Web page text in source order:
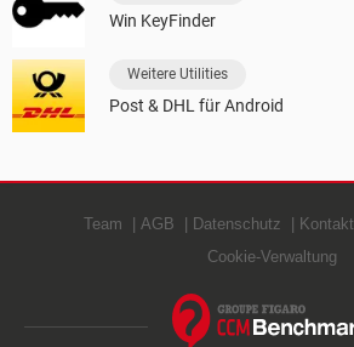
Win KeyFinder
Weitere Utilities
Post & DHL für Android
Team AGB Datenschutz Kontakt
Cookie-Verwaltung